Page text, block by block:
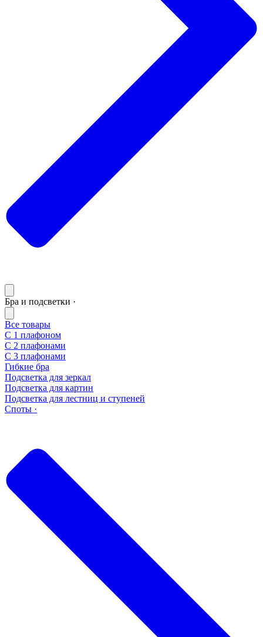
Бра и подсветки ·
Все товары
С 1 плафоном
С 2 плафонами
С 3 плафонами
Гибкие бра
Подсветка для зеркал
Подсветка для картин
Подсветка для лестниц и ступеней
Споты ·